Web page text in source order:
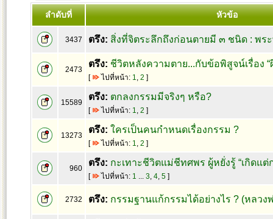
ลำดับที่ หัวข้อ
3437 ตรึง: สิ่งที่จิตระลึกถึงก่อนตายมี ๓ ชนิด : พ
2473
ตรึง: ชีวิตหลังความตาย...กับข้อพิสูจน์เรื่อง “ผี
[ ไปที่หน้า: 1, 2 ]
15589
ตรึง: ตกลงกรรมมีจริงๆ หรือ?
[ ไปที่หน้า: 1, 2 ]
13273
ตรึง: ใครเป็นคนกำหนดเรื่องกรรม ?
[ ไปที่หน้า: 1, 2 ]
960
ตรึง: กะเทาะชีวิตแม่ชีทศพร ผู้หยั่งรู้ “เกิดแต่
[ ไปที่หน้า: 1 ... 3, 4, 5]
2732 ตรึง: กรรมฐานแก้กรรมได้อย่างไร ? (หลวง